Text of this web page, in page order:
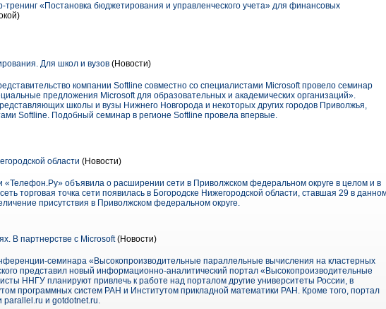
«Постановка бюджетирования и управленческого учета» для финансовых
Для школ и вузов (Новости)
компании Softline совместно со специалистами Microsoft провело семинар
предложения Microsoft для образовательных и академических организаций».
школы и вузы Нижнего Новгорода и некоторых других городов Приволжья,
Softline. Подобный семинар в регионе Softline провела впервые.
области (Новости)
«Телефон.Ру» объявила о расширении сети в Приволжском федеральном округе в целом и в
торговая точка сети появилась в Богородске Нижегородской области, ставшая 29 в
присутствия в Приволжском федеральном округе.
В партнерстве с Microsoft(Новости)
семинара «Высокопроизводительные параллельные вычисления на кластерных
представил новый информационно-аналитический портал «Высокопроизводительные
ННГУ планируют привлечь к работе над порталом другие университеты России, в
программных систем РАН и Институтом прикладной математики РАН. Кроме того, портал
parallel.ru и gotdotnet.ru.